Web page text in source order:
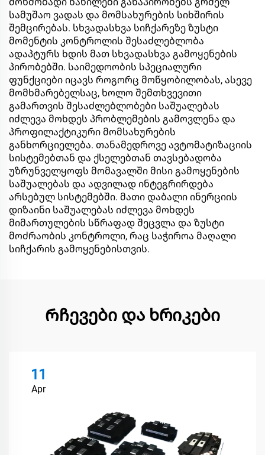
სამუშაო ვადას და მომსახურების სიხშირის
შემცირებას. სხვადასხვა სიჩქარეზე ზუსტი
მომენტის კონტროლის შესაძლებლობა
ადაპტურს ხდის მათ სხვადასხვა გამოყენების
პირობებში. საიმედოობის სპეციალური
ფუნქციები იცავს როგორც მოწყობილობას, ასევე
მომხმარებელსაც, ხოლო შემთხვევითი
გამართვის შესაძლებლობები საშუალებას
იძლევა მოხდეს პრობლემების გამოვლენა და
პროფილაქტიკური მომსახურების
განხორციელება. თანამედროვე ავტომატიზაციის
სისტემებთან და ქსელებთან თავსებადობა
უზრუნველყოფს მომავალში მისი გამოყენების
საშუალებას და ადვილად ინტეგრირდება
არსებულ სისტემებში. მათი დაბალი ინერციის
დიზაინი საშუალებას იძლევა მოხდეს
მიმართულების სწრაფად შეცვლა და ზუსტი
მოძრაობის კონტროლი, რაც საჭიროა მაღალი
სიჩქარის გამოყენებისთვის.
Რჩევები და ხრიკები
11
Apr